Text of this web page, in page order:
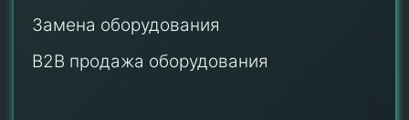
Замена оборудования
B2B продажа оборудования